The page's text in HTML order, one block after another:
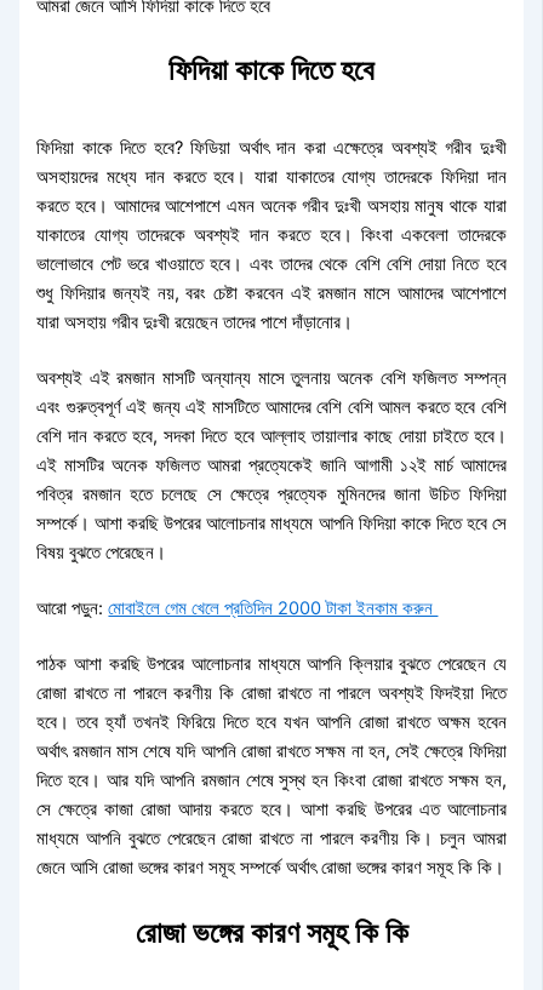
আমরা জেনে আসি ফিদিয়া কাকে দিতে হবে
ফিদিয়া কাকে দিতে হবে
ফিদিয়া কাকে দিতে হবে? ফিডিয়া অর্থাৎ দান করা এক্ষেত্রে অবশ্যই গরীব দুঃখী
অসহায়দের মধ্যে দান করতে হবে। যারা যাকাতের যোগ্য তাদেরকে ফিদিয়া দান
করতে হবে। আমাদের আশেপাশে এমন অনেক গরীব দুঃখী অসহায় মানুষ থাকে যারা
যাকাতের যোগ্য তাদেরকে অবশ্যই দান করতে হবে। কিংবা একবেলা তাদেরকে
ভালোভাবে পেট ভরে খাওয়াতে হবে। এবং তাদের থেকে বেশি বেশি দোয়া নিতে হবে
শুধু ফিদিয়ার জন্যই নয়, বরং চেষ্টা করবেন এই রমজান মাসে আমাদের আশেপাশে
যারা অসহায় গরীব দুঃখী রয়েছেন তাদের পাশে দাঁড়ানোর।
অবশ্যই এই রমজান মাসটি অন্যান্য মাসে তুলনায় অনেক বেশি ফজিলত সম্পন্ন
এবং গুরুত্বপূর্ণ এই জন্য এই মাসটিতে আমাদের বেশি বেশি আমল করতে হবে বেশি
বেশি দান করতে হবে, সদকা দিতে হবে আল্লাহ তায়ালার কাছে দোয়া চাইতে হবে।
এই মাসটির অনেক ফজিলত আমরা প্রত্যেকেই জানি আগামী ১২ই মার্চ আমাদের
পবিত্র রমজান হতে চলেছে সে ক্ষেত্রে প্রত্যেক মুমিনদের জানা উচিত ফিদিয়া
সম্পর্কে। আশা করছি উপরের আলোচনার মাধ্যমে আপনি ফিদিয়া কাকে দিতে হবে সে
বিষয় বুঝতে পেরেছেন।
আরো পড়ুন:মোবাইলে গেম খেলে প্রতিদিন 2000 টাকা ইনকাম করুন
পাঠক আশা করছি উপরের আলোচনার মাধ্যমে আপনি ক্লিয়ার বুঝতে পেরেছেন যে
রোজা রাখতে না পারলে করণীয় কি রোজা রাখতে না পারলে অবশ্যই ফিদইয়া দিতে
হবে। তবে হ্যাঁ তখনই ফিরিয়ে দিতে হবে যখন আপনি রোজা রাখতে অক্ষম হবেন
অর্থাৎ রমজান মাস শেষে যদি আপনি রোজা রাখতে সক্ষম না হন, সেই ক্ষেত্রে ফিদিয়া
দিতে হবে। আর যদি আপনি রমজান শেষে সুস্থ হন কিংবা রোজা রাখতে সক্ষম হন,
সে ক্ষেত্রে কাজা রোজা আদায় করতে হবে। আশা করছি উপরের এত আলোচনার
মাধ্যমে আপনি বুঝতে পেরেছেন রোজা রাখতে না পারলে করণীয় কি। চলুন আমরা
জেনে আসি রোজা ভঙ্গের কারণ সমূহ সম্পর্কে অর্থাৎ রোজা ভঙ্গের কারণ সমূহ কি কি।
রোজা ভঙ্গের কারণ সমূহ কি কি